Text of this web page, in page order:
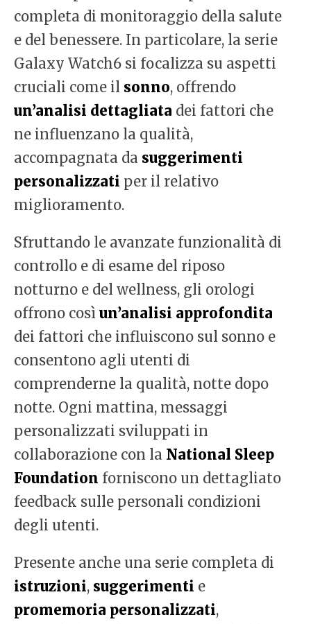
completa di monitoraggio della salute
e del benessere. In particolare, la serie
Galaxy Watch6 si focalizza su aspetti
cruciali come il sonno, offrendo
un’analisi dettagliata dei fattori che
ne influenzano la qualità,
accompagnata da suggerimenti
personalizzati per il relativo
miglioramento.
Sfruttando le avanzate funzionalità di
controllo e di esame del riposo
notturno e del wellness, gli orologi
offrono così un’analisi approfondita
dei fattori che influiscono sul sonno e
consentono agli utenti di
comprenderne la qualità, notte dopo
notte. Ogni mattina, messaggi
personalizzati sviluppati in
collaborazione con la National Sleep
Foundation forniscono un dettagliato
feedback sulle personali condizioni
degli utenti.
Presente anche una serie completa di
istruzioni, suggerimenti e
promemoria personalizzati,